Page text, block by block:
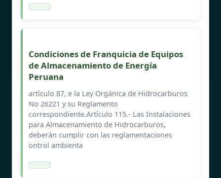
Condiciones de Franquicia de Equipos
de Almacenamiento de Energía
Peruana
artículo 87, e la Ley Orgánica de Hidrocarburos
No 26221 y su Reglamento
correspondiente.Artículo 115.- Las Instalaciones
para Almacenamiento de Hidrocarburos,
deberán cumplir con las reglamentaciones
ontrol ambienta